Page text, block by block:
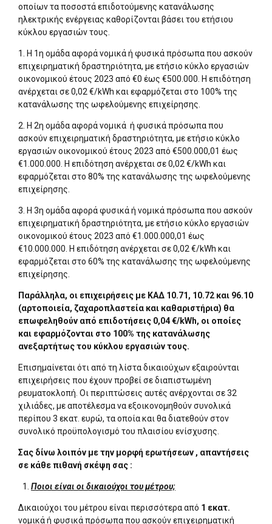
οποίων τα ποσοστά επιδοτούμενης κατανάλωσης
ηλεκτρικής ενέργειας καθορίζονται βάσει του ετήσιου
κύκλου εργασιών τους.
1.​ Η 1η ομάδα αφορά νομικά ή φυσικά πρόσωπα που ασκούν
επιχειρηματική δραστηριότητα, με ετήσιο κύκλο εργασιών
οικονομικού έτους 2023 από €0 έως €500.000. Η επιδότηση
ανέρχεται σε 0,02 €/kWh και εφαρμόζεται στο 100% της
κατανάλωσης της ωφελούμενης επιχείρησης.
2.​ Η 2η ομάδα αφορά νομικά ή φυσικά πρόσωπα που
ασκούν επιχειρηματική δραστηριότητα, με ετήσιο κύκλο
εργασιών οικονομικού έτους 2023 από €500.000,01 έως
€1.000.000. Η επιδότηση ανέρχεται σε 0,02 €/kWh και
εφαρμόζεται στο 80% της κατανάλωσης της ωφελούμενης
επιχείρησης.
3.​ Η 3η ομάδα αφορά φυσικά ή νομικά πρόσωπα που ασκούν
επιχειρηματική δραστηριότητα, με ετήσιο κύκλο εργασιών
οικονομικού έτους 2023 από €1.000.000,01 έως
€10.000.000. Η επιδότηση ανέρχεται σε 0,02 €/kWh και
εφαρμόζεται στο 60% της κατανάλωσης της ωφελούμενης
επιχείρησης.
Παράλληλα, οι επιχειρήσεις με ΚΑΔ 10.71, 10.72 και 96.10
(αρτοποιεία, ζαχαροπλαστεία και καθαριστήρια) θα
επωφεληθούν από επιδοτήσεις 0,04 €/kWh, οι οποίες
και εφαρμόζονται στο 100% της κατανάλωσης
ανεξαρτήτως του κύκλου εργασιών τους.
Επισημαίνεται ότι από τη λίστα δικαιούχων εξαιρούνται
επιχειρήσεις που έχουν προβεί σε διαπιστωμένη
ρευματοκλοπή. Οι περιπτώσεις αυτές ανέρχονται σε 32
χιλιάδες, με αποτέλεσμα να εξοικονομηθούν συνολικά
περίπου 3 εκατ. ευρώ, τα οποία και θα διατεθούν στον
συνολικό προϋπολογισμό του πλαισίου ενίσχυσης.
Σας δίνω λοιπόν με την μορφή ερωτήσεων , απαντήσεις
σε κάθε πιθανή σκέψη σας :
Ποιοι είναι οι δικαιούχοι του μέτρου;
Δικαιούχοι του μέτρου είναι περισσότερα από 1 εκατ.
νομικά ή φυσικά πρόσωπα που ασκούν επιχειρηματική